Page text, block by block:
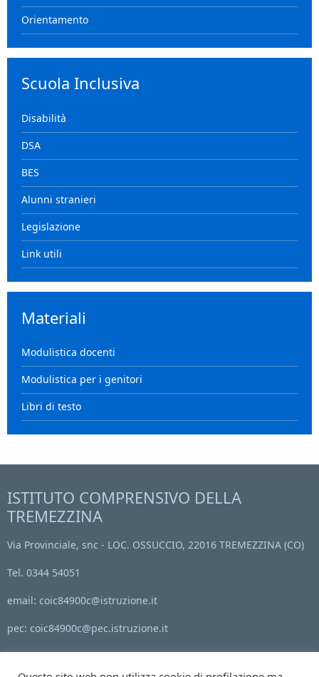
Orientamento
Scuola Inclusiva
Disabilità
DSA
BES
Alunni stranieri
Legislazione
Link utili
Materiali
Modulistica docenti
Modulistica per i genitori
Libri di testo
ISTITUTO COMPRENSIVO DELLA
TREMEZZINA
Via Provinciale, snc - LOC. OSSUCCIO, 22016 TREMEZZINA (CO)
Tel. 0344 54051
email: coic84900c@istruzione.it
pec: coic84900c@pec.istruzione.it
Codice Meccanografico: COIC84900C